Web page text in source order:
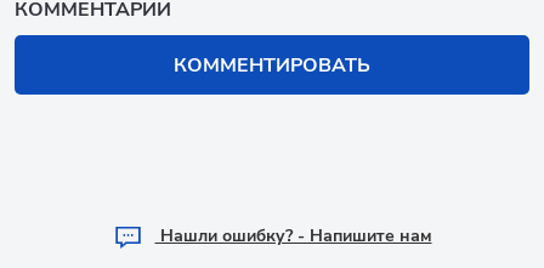
КОММЕНТАРИИ
КОММЕНТИРОВАТЬ
Hашли ошибку? - Напишите нам